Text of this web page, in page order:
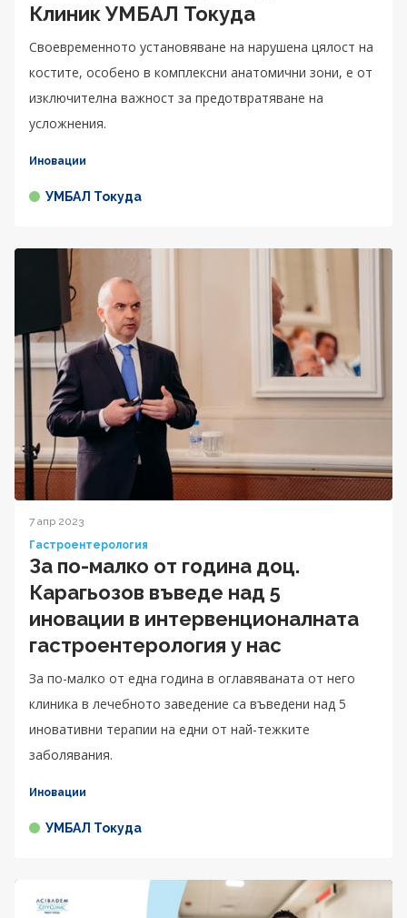
Клиник УМБАЛ Токуда
Своевременното установяване на нарушена цялост на
костите, особено в комплексни анатомични зони, е от
изключителна важност за предотвратяване на
усложнения.
Иновации
УМБАЛ Токуда
7 апр 2023
Гастроентерология
За по-малко от година доц.
Карагьозов въведе над 5
иновации в интервенционалната
гастроентерология у нас
За по-малко от една година в оглавяваната от него
клиника в лечебното заведение са въведени над 5
иновативни терапии на едни от най-тежките
заболявания.
Иновации
УМБАЛ Токуда